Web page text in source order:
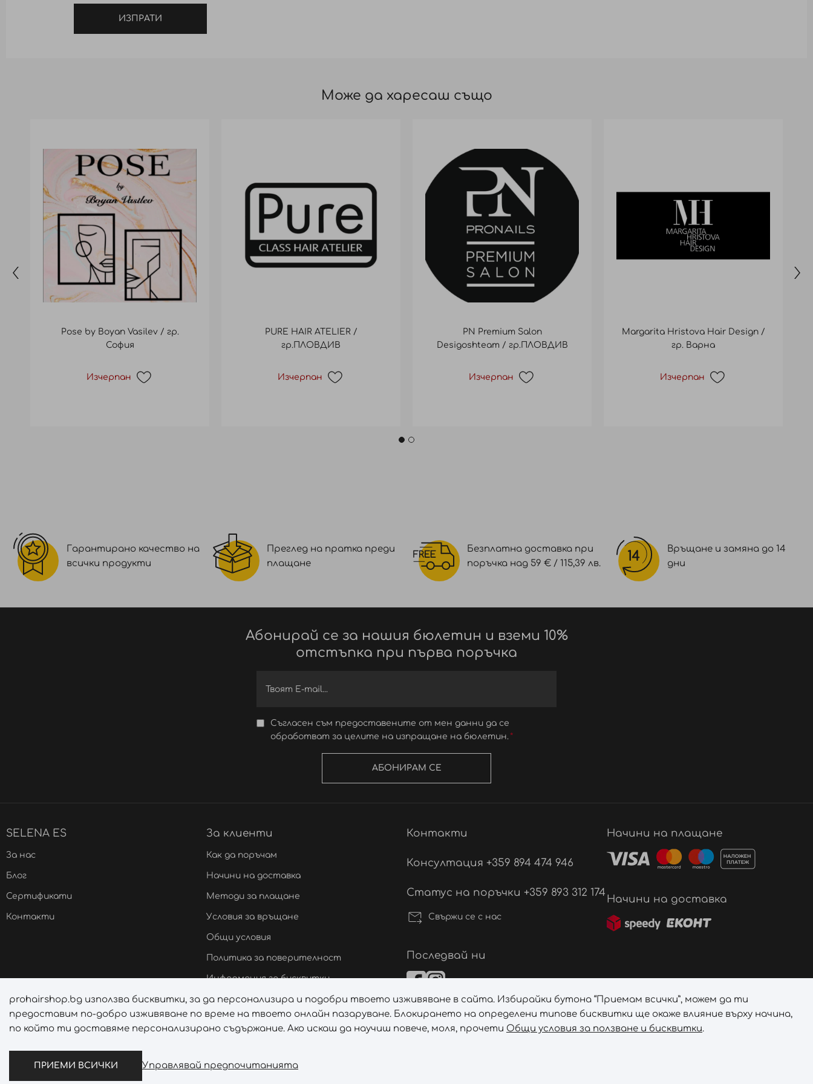
ИЗПРАТИ
Може да харесаш също
Pose by Boyan Vasilev / гр.
София
Изчерпан
PURE HAIR ATELIER /
гр.ПЛОВДИВ
Изчерпан
PN Premium Salon
Desigoshteam / гр.ПЛОВДИВ
Изчерпан
Margarita Hristova Hair Design /
гр. Варна
Изчерпан
Гарантирано качество на
всички продукти
Преглед на пратка преди
плащане
Безплатна доставка при
поръчка над 59 € / 115,39 лв.
Връщане и замяна до 14
дни
Абонирай се за нашия бюлетин и вземи 10%
отстъпка при първа поръчка
Съгласен съм предоставените от мен данни да се
обработват за целите на изпращане на бюлетин.
АБОНИРАМ СЕ
SELENA ES
За нас
Блог
Сертификати
Контакти
За клиенти
Как да поръчам
Начини на доставка
Методи за плащане
Условия за връщане
Общи условия
Политика за поверителност
Информация за бисквитки
Онлайн решаване на спорове
Управление на бисквитките
Контакти
Консултация +359 894 474 946
Статус на поръчки +359 893 312 174
Свържи се с нас
Последвай ни
Начини на плащане
Начини на доставка
prohairshop.bg използва бисквитки, за да персонализира и подобри твоето изживяване в сайта. Избирайки бутона “Приемам всички”, можем да ти
предоставим по-добро изживяване по време на твоето онлайн пазаруване. Блокирането на определени типове бисквитки ще окаже влияние върху начина,
по който ти доставяме персонализирано съдържание. Ако искаш да научиш повече, моля, прочети Общи условия за ползване и бисквитки.
ПРИЕМИ ВСИЧКИ Управлявай предпочитанията